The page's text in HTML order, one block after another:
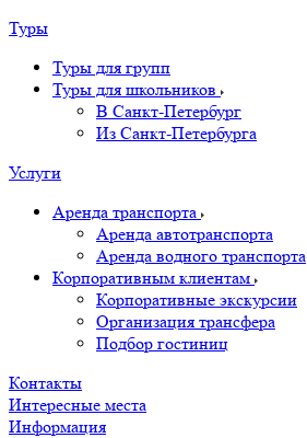
Туры
Туры для групп
Туры для школьников
В Санкт-Петербург
Из Санкт-Петербурга
Услуги
Аренда транспорта
Аренда автотранспорта
Аренда водного транспорта
Корпоративным клиентам
Корпоративные экскурсии
Организация трансфера
Подбор гостиниц
Контакты
Интересные места
Информация